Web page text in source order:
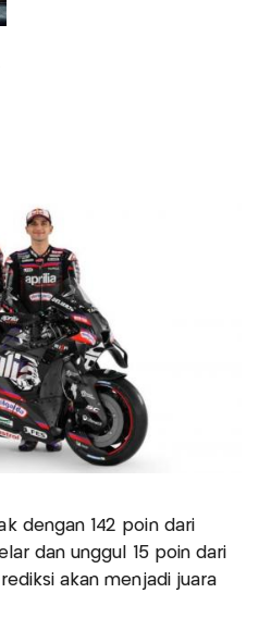
dengan 142 poin dari
dan unggul 15 poin dari
akan menjadi juara